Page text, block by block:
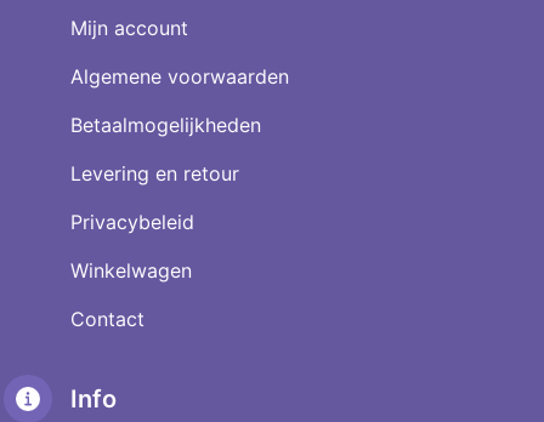
Mijn account
Algemene voorwaarden
Betaalmogelijkheden
Levering en retour
Privacybeleid
Winkelwagen
Contact
Info